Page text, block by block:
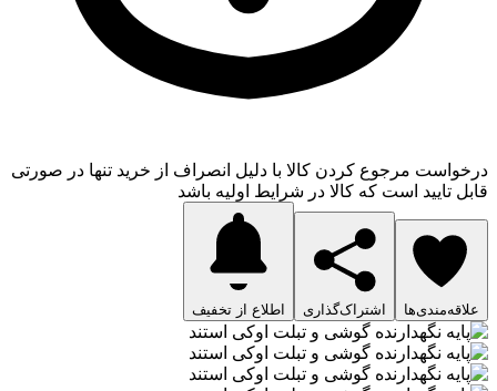
درخواست مرجوع کردن کالا با دلیل انصراف از خرید تنها در صورتی
قابل تایید است که کالا در شرایط اولیه باشد
علاقه‌مندی‌ها اشتراک‌گذاری اطلاع از تخفیف